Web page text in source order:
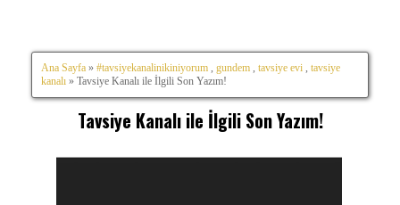
Ana Sayfa » #tavsiyekanalinikiniyorum gundem tavsiye evi
tavsiye
kanalı » Tavsiye Kanalı ile İlgili Son Yazım!
Tavsiye Kanalı ile İlgili Son Yazım!